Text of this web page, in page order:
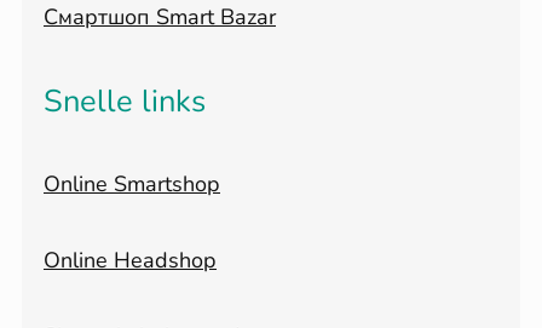
Смартшоп Smart Bazar
Snelle links
Online Smartshop
Online Headshop